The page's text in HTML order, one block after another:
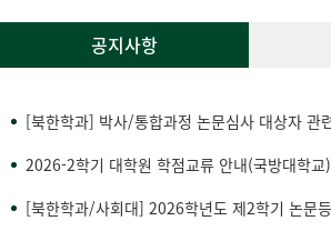
공지사항
2026-2학기 대학원 학점교류 안내(국방대학교)